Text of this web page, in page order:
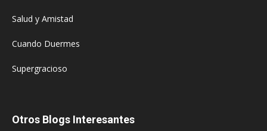
Salud y Amistad
Cuando Duermes
Supergracioso
Otros Blogs Interesantes